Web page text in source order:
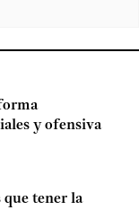
y ofensiva
que tener la